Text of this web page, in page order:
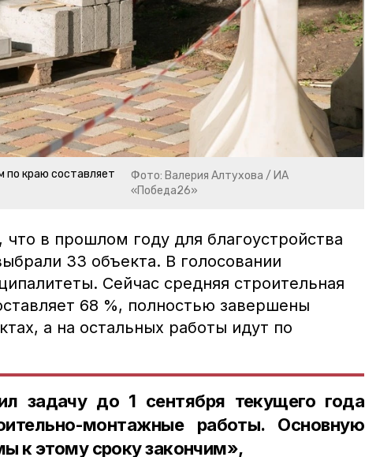
по краю составляет
Фото: Валерия Алтухова / ИА
«Победа26»
в прошлом году для благоустройства
33 объекта. В голосовании
Сейчас средняя строительная
68 %, полностью завершены
а на остальных работы идут по
задачу до 1 сентября текущего года
монтажные работы. Основную
к этому сроку закончим»,